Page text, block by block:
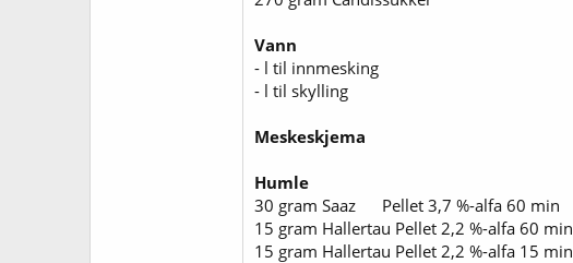
Vann
- l til innmesking
- l til skylling
Meskeskjema
Humle
30 gram Saaz Pellet 3,7 %-alfa 60 min
15 gram Hallertau Pellet 2,2 %-alfa 60 min
15 gram Hallertau Pellet 2,2 %-alfa 15 min